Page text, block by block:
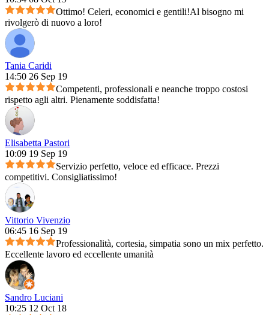
Ottimo! Celeri, economici e gentili!Al bisogno mi
rivolgerò di nuovo a loro!
Tania Caridi
14:50 26 Sep 19
Competenti, professionali e neanche troppo costosi
rispetto agli altri. Pienamente soddisfatta!
Elisabetta Pastori
10:09 19 Sep 19
Servizio perfetto, veloce ed efficace. Prezzi
competitivi. Consigliatissimo!
Vittorio Vivenzio
06:45 16 Sep 19
Professionalità, cortesia, simpatia sono un mix perfetto.
Eccellente lavoro ed eccellente umanità
Sandro Luciani
10:25 12 Oct 18